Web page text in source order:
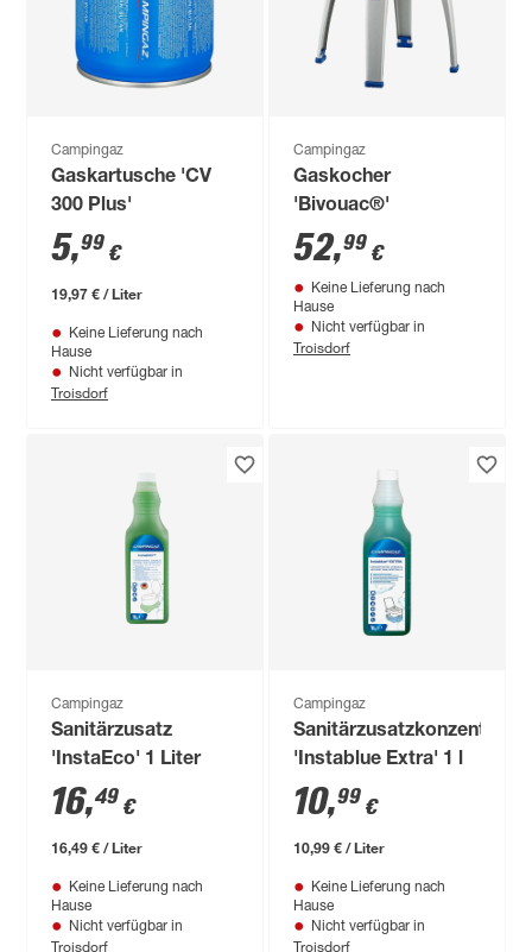
Campingaz
Gaskartusche 'CV
300 Plus'
5,99 €
19,97 € / Liter
Keine Lieferung nach
Hause
Nicht verfügbar in
Troisdorf
Campingaz
Gaskocher
'Bivouac®'
52,99 €
Keine Lieferung nach
Hause
Nicht verfügbar in
Troisdorf
Campingaz
Sanitärzusatz
'InstaEco' 1 Liter
16,49 €
16,49 € / Liter
Keine Lieferung nach
Hause
Nicht verfügbar in
Troisdorf
Campingaz
Sanitärzusatzkonzentrat
'Instablue Extra' 1 l
10,99 €
10,99 € / Liter
Keine Lieferung nach
Hause
Nicht verfügbar in
Troisdorf